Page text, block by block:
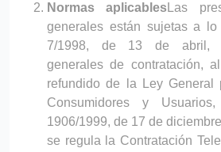
Normas aplicables Las
generales están sujetas a
7/1998, de 13 de abril,
generales de contratación,
refundido de la Ley General
Consumidores y
1906/1999, de 17 de
se regula la Contratación